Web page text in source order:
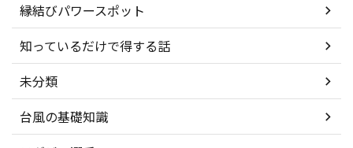
縁結びパワースポット
知っているだけで得する話
未分類
台風の基礎知識